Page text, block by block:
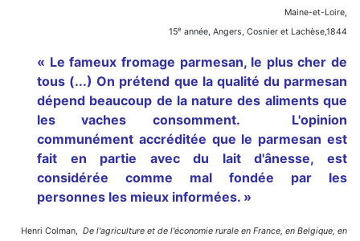
Maine-et-Loire,
15e année, Angers, Cosnier et Lachèse,1844
« Le fameux fromage parmesan, le plus cher de
tous (...) On prétend que la qualité du parmesan
dépend beaucoup de la nature des aliments que
les vaches consomment. L'opinion
communément accréditée que le parmesan est
fait en partie avec du lait d'ânesse, est
considérée comme mal fondée par les
personnes les mieux informées. »
Henri Colman, De l'agriculture et de l'économie rurale en France, en Belgique, en